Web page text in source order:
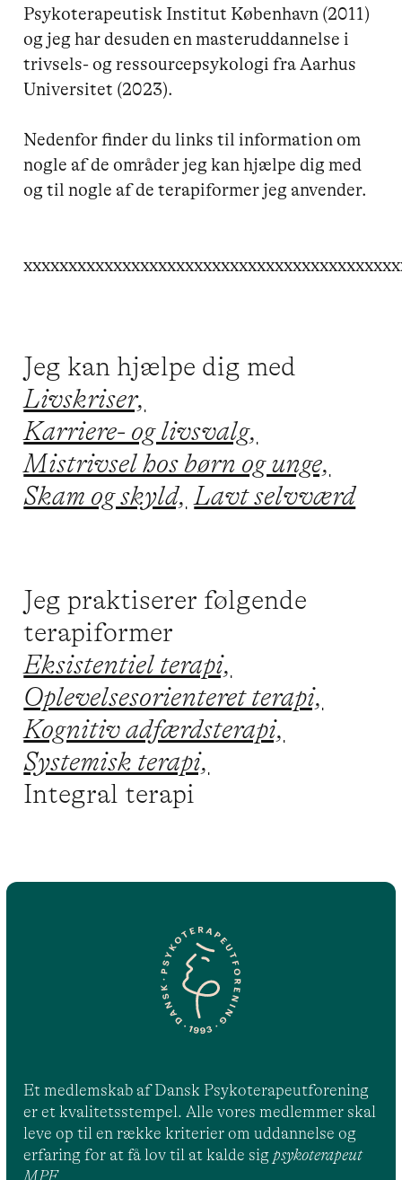
Psykoterapeutisk Institut København (2011)
og jeg har desuden en masteruddannelse i
trivsels- og ressourcepsykologi fra Aarhus
Universitet (2023).
Nedenfor finder du links til information om
nogle af de områder jeg kan hjælpe dig med
og til nogle af de terapiformer jeg anvender.
Jeg kan hjælpe dig med
Livskriser,
Karriere- og livsvalg,
Mistrivsel hos børn og unge,
Skam og skyld, Lavt selvværd
Jeg praktiserer følgende
terapiformer
Eksistentiel terapi,
Oplevelsesorienteret terapi,
Kognitiv adfærdsterapi,
Systemisk terapi,
Integral terapi
Et medlemskab af Dansk Psykoterapeutforening
er et kvalitetsstempel. Alle vores medlemmer skal
leve op til en række kriterier om uddannelse og
erfaring for at få lov til at kalde sig psykoterapeut